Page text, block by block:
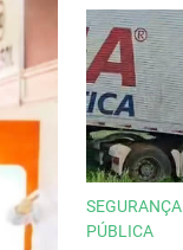
SEGURANÇA
PÚBLICA